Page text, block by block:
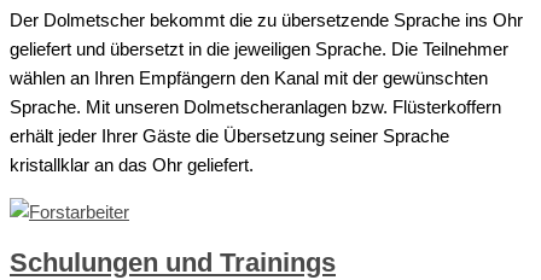
Der Dolmetscher bekommt die zu übersetzende Sprache ins Ohr
geliefert und übersetzt in die jeweiligen Sprache. Die Teilnehmer
wählen an Ihren Empfängern den Kanal mit der gewünschten
Sprache. Mit unseren Dolmetscheranlagen bzw. Flüsterkoffern
erhält jeder Ihrer Gäste die Übersetzung seiner Sprache
kristallklar an das Ohr geliefert.
Schulungen und Trainings